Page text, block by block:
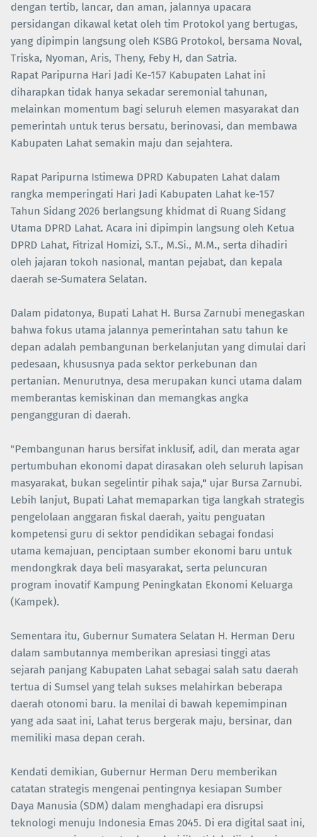
dengan tertib, lancar, dan aman, jalannya upacara
persidangan dikawal ketat oleh tim Protokol yang bertugas,
yang dipimpin langsung oleh KSBG Protokol, bersama Noval,
Triska, Nyoman, Aris, Theny, Feby H, dan Satria.
Rapat Paripurna Hari Jadi Ke-157 Kabupaten Lahat ini
diharapkan tidak hanya sekadar seremonial tahunan,
melainkan momentum bagi seluruh elemen masyarakat dan
pemerintah untuk terus bersatu, berinovasi, dan membawa
Kabupaten Lahat semakin maju dan sejahtera.
Rapat Paripurna Istimewa DPRD Kabupaten Lahat dalam
rangka memperingati Hari Jadi Kabupaten Lahat ke-157
Tahun Sidang 2026 berlangsung khidmat di Ruang Sidang
Utama DPRD Lahat. Acara ini dipimpin langsung oleh Ketua
DPRD Lahat, Fitrizal Homizi, S.T., M.Si., M.M., serta dihadiri
oleh jajaran tokoh nasional, mantan pejabat, dan kepala
daerah se-Sumatera Selatan.
Dalam pidatonya, Bupati Lahat H. Bursa Zarnubi menegaskan
bahwa fokus utama jalannya pemerintahan satu tahun ke
depan adalah pembangunan berkelanjutan yang dimulai dari
pedesaan, khususnya pada sektor perkebunan dan
pertanian. Menurutnya, desa merupakan kunci utama dalam
memberantas kemiskinan dan memangkas angka
pengangguran di daerah.
"Pembangunan harus bersifat inklusif, adil, dan merata agar
pertumbuhan ekonomi dapat dirasakan oleh seluruh lapisan
masyarakat, bukan segelintir pihak saja," ujar Bursa Zarnubi.
Lebih lanjut, Bupati Lahat memaparkan tiga langkah strategis
pengelolaan anggaran fiskal daerah, yaitu penguatan
kompetensi guru di sektor pendidikan sebagai fondasi
utama kemajuan, penciptaan sumber ekonomi baru untuk
mendongkrak daya beli masyarakat, serta peluncuran
program inovatif Kampung Peningkatan Ekonomi Keluarga
(Kampek).
Sementara itu, Gubernur Sumatera Selatan H. Herman Deru
dalam sambutannya memberikan apresiasi tinggi atas
sejarah panjang Kabupaten Lahat sebagai salah satu daerah
tertua di Sumsel yang telah sukses melahirkan beberapa
daerah otonomi baru. Ia menilai di bawah kepemimpinan
yang ada saat ini, Lahat terus bergerak maju, bersinar, dan
memiliki masa depan cerah.
Kendati demikian, Gubernur Herman Deru memberikan
catatan strategis mengenai pentingnya kesiapan Sumber
Daya Manusia (SDM) dalam menghadapi era disrupsi
teknologi menuju Indonesia Emas 2045. Di era digital saat ini,